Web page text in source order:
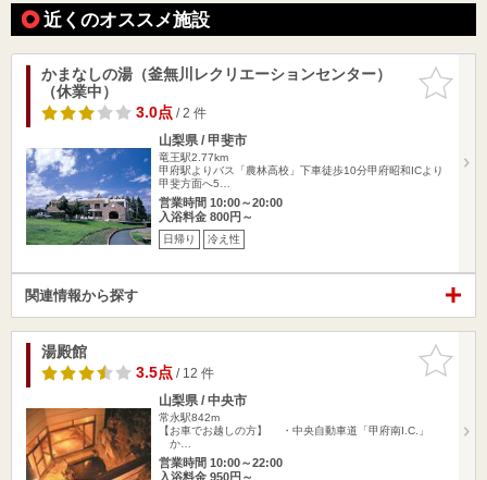
近くのオススメ施設
お気に入
りに追加
かまなしの湯（釜無川レクリエーションセンター）
（休業中）
3.0点/ 2 件
山梨県 / 甲斐市
竜王駅2.77km
甲府駅よりバス「農林高校」下車徒歩10分甲府昭和ICより
甲斐方面へ5…
営業時間 10:00～20:00
入浴料金 800円～
日帰り 冷え性
関連情報から探す
お気に入
りに追加
湯殿館
3.5点/ 12 件
山梨県 / 中央市
常永駅842m
【お車でお越しの方】 ・中央自動車道「甲府南I.C.」
か…
営業時間 10:00～22:00
入浴料金 950円～